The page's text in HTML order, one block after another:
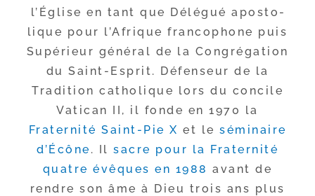
l’Église en tant que Délégué apos­to­
lique pour l’Afrique fran­co­phone puis
Supérieur géné­ral de la Congrégation
du Saint-​Esprit. Défenseur de la
Tradition catho­lique lors du concile
Vatican II, il fonde en 1970 la
Fraternité Saint-​Pie X et le sémi­naire
d’Écône . Il sacre pour la Fraternité
quatre évêques en 1988 avant de
rendre son âme à Dieu trois ans plus